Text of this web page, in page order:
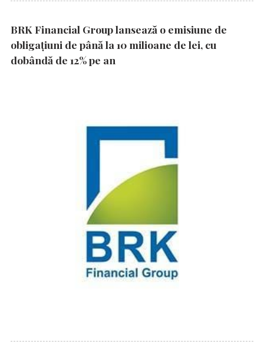
BRK Financial Group lansează o emisiune de
obligațiuni de până la 10 milioane de lei, cu
dobândă de 12% pe an